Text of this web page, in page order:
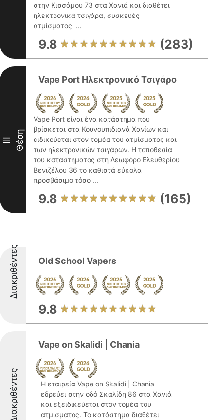
στην Κισσάμου 73 στα Χανιά και διαθέτει
ηλεκτρονικά τσιγάρα, συσκευές
ατμίσματος, ...
9.8 (283)
III Θέση
Vape Port Ηλεκτρονικό Τσιγάρο
Vape Port είναι ένα κατάστημα που
βρίσκεται στα Κουνουπιδιανά Χανίων και
ειδικεύεται στον τομέα του ατμίσματος και
των ηλεκτρονικών τσιγάρων. Η τοποθεσία
του καταστήματος στη Λεωφόρο Ελευθερίου
Βενιζέλου 36 το καθιστά εύκολα
προσβάσιμο τόσο ...
9.8 (165)
Διακριθέντες Old School Vapers
9.8
Διακριθέντες
Vape on Skalidi | Chania
Η εταιρεία Vape on Skalidi | Chania
εδρεύει στην οδό Σκαλίδη 86 στα Χανιά
και εξειδικεύεται στον τομέα του
ατμίσματος. Το κατάστημα διαθέτει